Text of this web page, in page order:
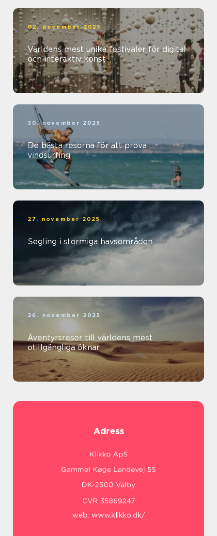
02. december 2025
Världens mest unika festivaler för digital
och interaktiv konst
30. november 2025
De bästa resorna för att prova
vindsurfing
27. november 2025
Segling i stormiga havsområden
26. november 2025
Äventyrsresor till världens mest
otillgängliga öknar
Adress
web: www.klikko.dk/